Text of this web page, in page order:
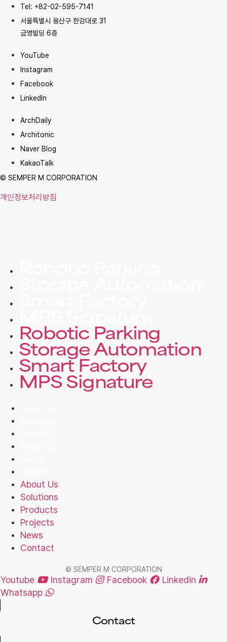
Tel: +82-02-595-7141
서울특별시 용산구 한강대로 31
금영빌딩 6층
YouTube
Instagram
Facebook
LinkedIn
ArchDaily
Architonic
Naver Blog
KakaoTalk
© SEMPER M CORPORATION
개인정보처리방침
Robotic Parking
Storage Automation
Smart Factory
MPS Signature
About Us
Solutions
Products
Projects
News
Contact
© SEMPER M CORPORATION
Youtube Instagram Facebook
Linkedin
Whatsapp
Contact